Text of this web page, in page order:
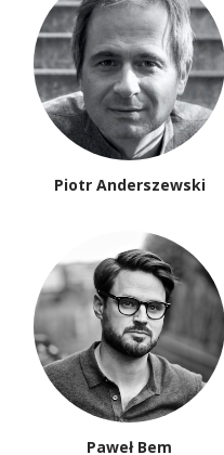
Piotr Anderszewski
Paweł Bem